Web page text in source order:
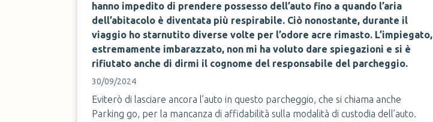
hanno impedito di prendere possesso dell’auto fino a quando l’aria
dell’abitacolo è diventata più respirabile. Ciò nonostante, durante il
viaggio ho starnutito diverse volte per l’odore acre rimasto. L’impiegato,
estremamente imbarazzato, non mi ha voluto dare spiegazioni e si è
rifiutato anche di dirmi il cognome del responsabile del parcheggio.
30/09/2024
Eviterò di lasciare ancora l’auto in questo parcheggio, che si chiama anche
Parking go, per la mancanza di affidabilità sulla modalità di custodia dell’auto.